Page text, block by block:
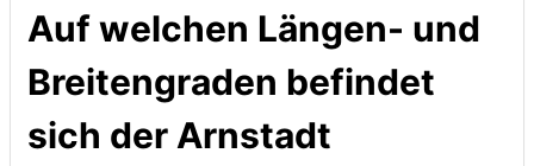
Auf welchen Längen- und
Breitengraden befindet
sich der Arnstadt